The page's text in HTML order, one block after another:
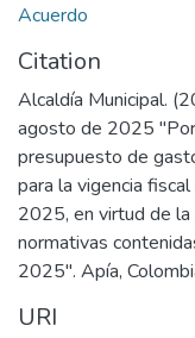
Acuerdo
Citation
Alcaldía Municipal.
agosto de 2025
presupuesto de
para la vigencia
2025, en virtud de la
normativas
2025". Apía,
URI